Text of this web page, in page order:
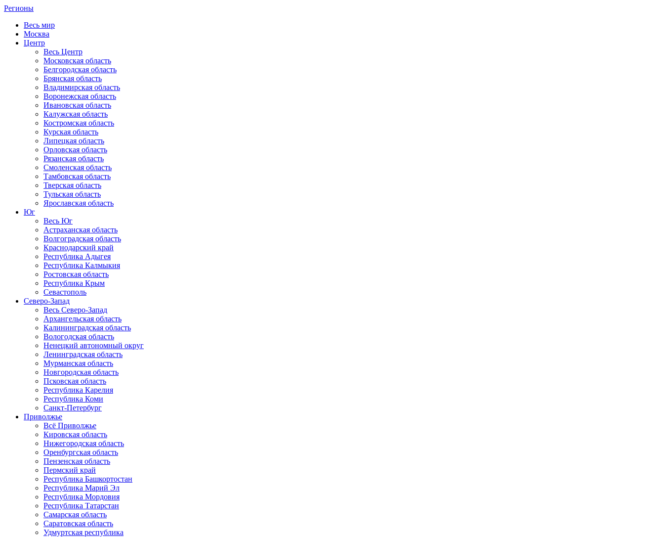
Регионы
Весь мир
Москва
Центр
Весь Центр
Московская область
Белгородская область
Брянская область
Владимирская область
Воронежская область
Ивановская область
Калужская область
Костромская область
Курская область
Липецкая область
Орловская область
Рязанская область
Смоленская область
Тамбовская область
Тверская область
Тульская область
Ярославская область
Юг
Весь Юг
Астраханская область
Волгоградская область
Краснодарский край
Республика Адыгея
Республика Калмыкия
Ростовская область
Республика Крым
Севастополь
Северо-Запад
Весь Северо-Запад
Архангельская область
Калининградская область
Вологодская область
Ненецкий автономный округ
Ленинградская область
Мурманская область
Новгородская область
Псковская область
Республика Карелия
Республика Коми
Санкт-Петербург
Приволжье
Всё Приволжье
Кировская область
Нижегородская область
Оренбургская область
Пензенская область
Пермский край
Республика Башкортостан
Республика Марий Эл
Республика Мордовия
Республика Татарстан
Самарская область
Саратовская область
Удмуртская республика